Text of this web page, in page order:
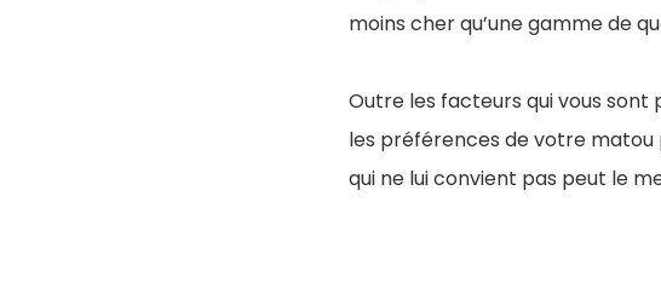
moins cher qu’une gamme de
Outre les facteurs qui vous
les préférences de votre matou
qui ne lui convient pas peut le